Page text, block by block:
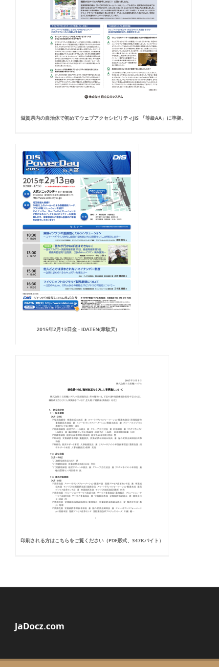
滋賀県内の自治体で初めてウェブアクセシビリティJIS 「等級AA」に準拠。
2015年2月13日金 - IDATEN(韋駄天)
印刷される方はこちらをご覧ください（PDF形式、347Kバイト）
JaDocz.com